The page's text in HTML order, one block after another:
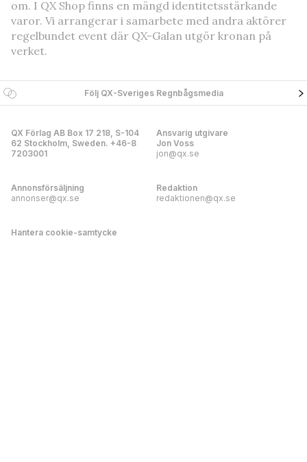
om. I QX Shop finns en mängd identitetsstärkande
varor. Vi arrangerar i samarbete med andra aktörer
regelbundet event där QX-Galan utgör kronan på
verket.
Följ QX-Sveriges Regnbågsmedia
QX Förlag AB Box 17 218, S-104
62 Stockholm, Sweden. +46-8
7203001
Ansvarig utgivare
Jon Voss
jon@qx.se
Annonsförsäljning
annonser@qx.se
Redaktion
redaktionen@qx.se
Hantera cookie-samtycke